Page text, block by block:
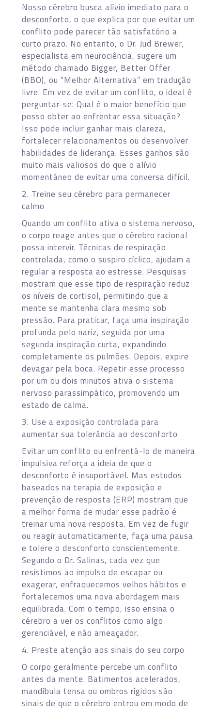
Nosso cérebro busca alívio imediato para o
desconforto, o que explica por que evitar um
conflito pode parecer tão satisfatório a
curto prazo. No entanto, o Dr. Jud Brewer,
especialista em neurociência, sugere um
método chamado Bigger, Better Offer
(BBO), ou “Melhor Alternativa” em tradução
livre. Em vez de evitar um conflito, o ideal é
perguntar-se: Qual é o maior benefício que
posso obter ao enfrentar essa situação?
Isso pode incluir ganhar mais clareza,
fortalecer relacionamentos ou desenvolver
habilidades de liderança. Esses ganhos são
muito mais valiosos do que o alívio
momentâneo de evitar uma conversa difícil.
2. Treine seu cérebro para permanecer
calmo
Quando um conflito ativa o sistema nervoso,
o corpo reage antes que o cérebro racional
possa intervir. Técnicas de respiração
controlada, como o suspiro cíclico, ajudam a
regular a resposta ao estresse. Pesquisas
mostram que esse tipo de respiração reduz
os níveis de cortisol, permitindo que a
mente se mantenha clara mesmo sob
pressão. Para praticar, faça uma inspiração
profunda pelo nariz, seguida por uma
segunda inspiração curta, expandindo
completamente os pulmões. Depois, expire
devagar pela boca. Repetir esse processo
por um ou dois minutos ativa o sistema
nervoso parassimpático, promovendo um
estado de calma.
3. Use a exposição controlada para
aumentar sua tolerância ao desconforto
Evitar um conflito ou enfrentá-lo de maneira
impulsiva reforça a ideia de que o
desconforto é insuportável. Mas estudos
baseados na terapia de exposição e
prevenção de resposta (ERP) mostram que
a melhor forma de mudar esse padrão é
treinar uma nova resposta. Em vez de fugir
ou reagir automaticamente, faça uma pausa
e tolere o desconforto conscientemente.
Segundo o Dr. Salinas, cada vez que
resistimos ao impulso de escapar ou
exagerar, enfraquecemos velhos hábitos e
fortalecemos uma nova abordagem mais
equilibrada. Com o tempo, isso ensina o
cérebro a ver os conflitos como algo
gerenciável, e não ameaçador.
4. Preste atenção aos sinais do seu corpo
O corpo geralmente percebe um conflito
antes da mente. Batimentos acelerados,
mandíbula tensa ou ombros rígidos são
sinais de que o cérebro entrou em modo de